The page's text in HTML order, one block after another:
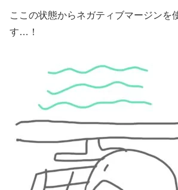
ここの状態からネガティブマージンを
す…！